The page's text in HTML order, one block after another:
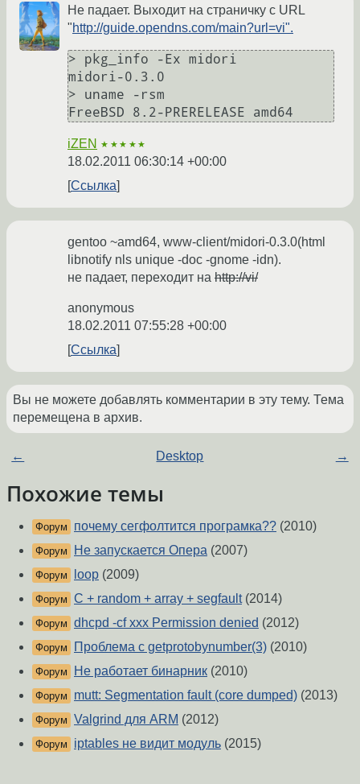
Не падает. Выходит на страничку с URL
"http://guide.opendns.com/main?url=vi".
> pkg_info -Ex midori
midori-0.3.0
> uname -rsm
FreeBSD 8.2-PRERELEASE amd64
iZEN ★★★★★
18.02.2011 06:30:14 +00:00
Ссылка
gentoo ~amd64, www-client/midori-0.3.0(html
libnotify nls unique -doc -gnome -idn).
не падает, переходит на http://vi/
anonymous
18.02.2011 07:55:28 +00:00
Ссылка
Вы не можете добавлять комментарии в эту тему. Тема
перемещена в архив.
← Desktop →
Похожие темы
Форум почему сегфолтится програмка?? (2010)
Форум Не запускается Опера (2007)
Форум loop (2009)
Форум C + random + array + segfault(2014)
Форум dhcpd -cf xxx Permission denied (2012)
Форум Проблема с getprotobynumber(3) (2010)
Форум Не работает бинарник (2010)
Форум mutt: Segmentation fault (core dumped) (2013)
Форум Valgrind для ARM (2012)
Форум iptables не видит модуль (2015)